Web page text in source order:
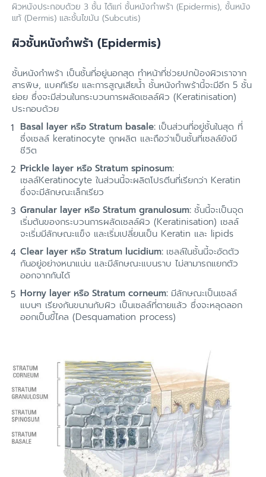
ผิวหนังประกอบด้วย 3 ชั้น ได้แก่ ชั้นหนังกำพร้า (Epidermis), ชั้นหนัง
แท้ (Dermis) และชั้นไขมัน (Subcutis)
ผิวชั้นหนังกำพร้า (Epidermis)
ชั้นหนังกำพร้า เป็นชั้นที่อยู่นอกสุด ทำหน้าที่ช่วยปกป้องผิวเราจาก
สารพิษ, แบคทีเรีย และการสูญเสียน้ำ ชั้นหนังกำพร้านี้จะมีอีก 5 ชั้น
ย่อย ซึ่งจะมีส่วนในกระบวนการผลัดเซลล์ผิว (Keratinisation)
ประกอบด้วย
Basal layer หรือ Stratum basale: เป็นส่วนที่อยู่ชั้นในสุด ที่
ซึ่งเซลล์ keratinocyte ถูกผลิต และถือว่าเป็นชั้นที่เซลล์ยังมี
ชีวิต
Prickle layer หรือ Stratum spinosum:
เซลล์Keratinocyte ในส่วนนี้จะผลิตโปรตีนที่เรียกว่า Keratin
ซึ่งจะมีลักษณะเล็กเรียว
Granular layer หรือ Stratum granulosum: ชั้นนี้จะเป็นจุด
เริ่มต้นของกระบวนการผลัดเซลล์ผิว (Keratinisation) เซลล์
จะเริ่มมีลักษณะแข็ง และเริ่มเปลี่ยนเป็น Keratin และ lipids
Clear layer หรือ Stratum lucidium: เซลล์ในชั้นนี้จะอัดตัว
กันอยู่อย่างหนาแน่น และมีลักษณะแบนราบ ไม่สามารถแยกตัว
ออกจากกันได้
Horny layer หรือ Stratum corneum: มีลักษณะเป็นเซลล์
แบนๆ เรียงกันขนานกับผิว เป็นเซลล์ที่ตายแล้ว ซึ่งจะหลุดลอก
ออกเป็นขี้ไคล (Desquamation process)